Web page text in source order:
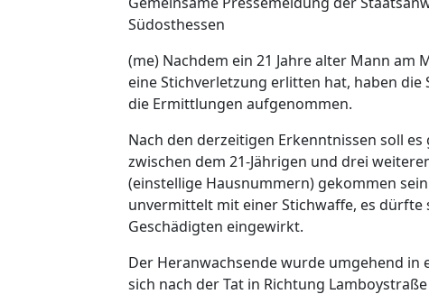
Südosthessen
(me) Nachdem ein 21 Jahre alter Mann
eine Stichverletzung erlitten hat, haben
die Ermittlungen aufgenommen.
Nach den derzeitigen Erkenntnissen soll
zwischen dem 21-Jährigen und drei
(einstellige Hausnummern) gekommen
unvermittelt mit einer Stichwaffe, es dürfte
Geschädigten eingewirkt.
Der Heranwachsende wurde umgehend
sich nach der Tat in Richtung